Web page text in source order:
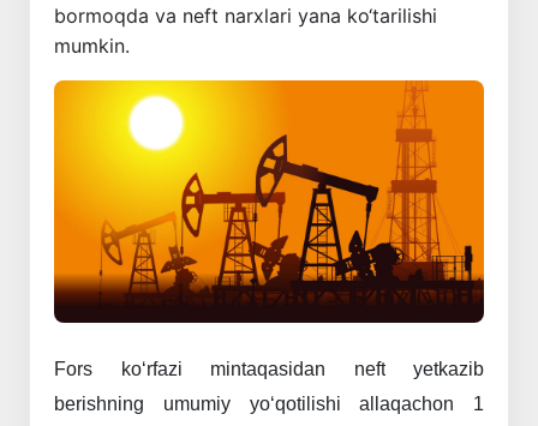
bormoqda va neft narxlari yana ko‘tarilishi
mumkin.
Fors ko‘rfazi mintaqasidan neft
yetkazib
berishning
umumiy yo‘qotilishi allaqachon
1